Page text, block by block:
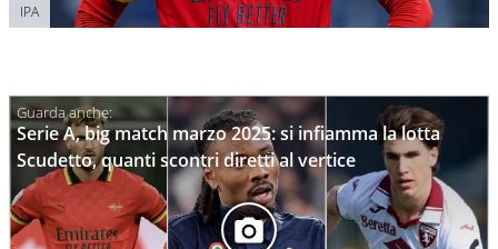
IPA
Serie A, big match marzo 2025: si infiamma la lotta
Scudetto, quanti scontri diretti al vertice